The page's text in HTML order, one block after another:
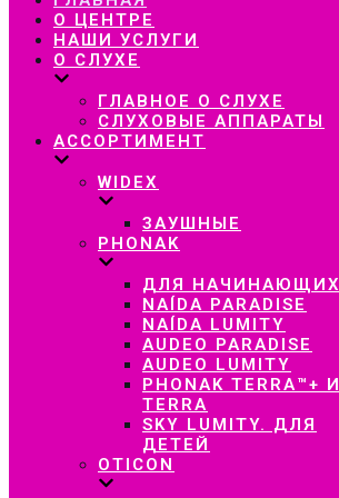
навигацию
О ЦЕНТРЕ
НАШИ УСЛУГИ
О СЛУХЕ
ГЛАВНОЕ О СЛУХЕ
СЛУХОВЫЕ АППАРАТЫ
АССОРТИМЕНТ
WIDEX
ЗАУШНЫЕ
PHONAK
ДЛЯ НАЧИНАЮЩИХ
NAÍDA PARADISE
NAÍDA LUMITY
AUDEO PARADISE
AUDEO LUMITY
PHONAK TERRA™+ И
TERRA
SKY LUMITY. ДЛЯ
ДЕТЕЙ
OTICON